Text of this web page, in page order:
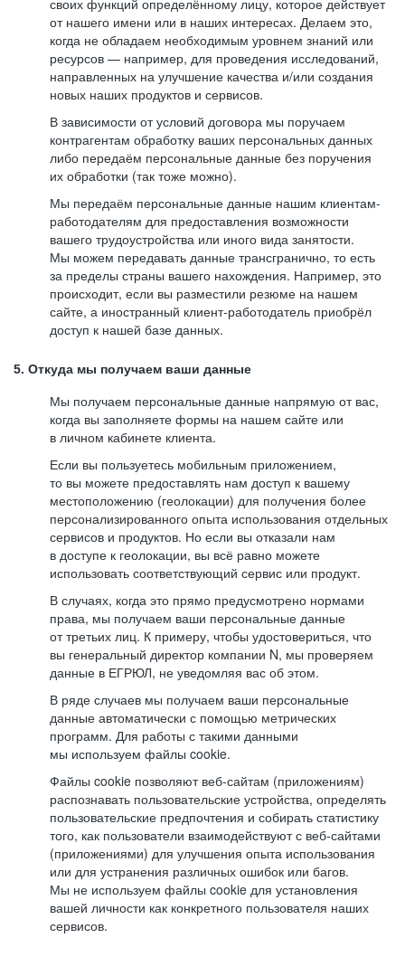
своих функций определённому лицу, которое действует
от нашего имени или в наших интересах. Делаем это,
когда не обладаем необходимым уровнем знаний или
ресурсов — например, для проведения исследований,
направленных на улучшение качества и/или создания
новых наших продуктов и сервисов.
В зависимости от условий договора мы поручаем
контрагентам обработку ваших персональных данных
либо передаём персональные данные без поручения
их обработки (так тоже можно).
Мы передаём персональные данные нашим клиентам-
работодателям для предоставления возможности
вашего трудоустройства или иного вида занятости.
Мы можем передавать данные трансгранично, то есть
за пределы страны вашего нахождения. Например, это
происходит, если вы разместили резюме на нашем
сайте, а иностранный клиент-работодатель приобрёл
доступ к нашей базе данных.
5. Откуда мы получаем ваши данные
Мы получаем персональные данные напрямую от вас,
когда вы заполняете формы на нашем сайте или
в личном кабинете клиента.
Если вы пользуетесь мобильным приложением,
то вы можете предоставлять нам доступ к вашему
местоположению (геолокации) для получения более
персонализированного опыта использования отдельных
сервисов и продуктов. Но если вы отказали нам
в доступе к геолокации, вы всё равно можете
использовать соответствующий сервис или продукт.
В случаях, когда это прямо предусмотрено нормами
права, мы получаем ваши персональные данные
от третьих лиц. К примеру, чтобы удостовериться, что
вы генеральный директор компании N, мы проверяем
данные в ЕГРЮЛ, не уведомляя вас об этом.
В ряде случаев мы получаем ваши персональные
данные автоматически с помощью метрических
программ. Для работы с такими данными
мы используем файлы cookie.
Файлы cookie позволяют веб-сайтам (приложениям)
распознавать пользовательские устройства, определять
пользовательские предпочтения и собирать статистику
того, как пользователи взаимодействуют с веб-сайтами
(приложениями) для улучшения опыта использования
или для устранения различных ошибок или багов.
Мы не используем файлы cookie для установления
вашей личности как конкретного пользователя наших
сервисов.